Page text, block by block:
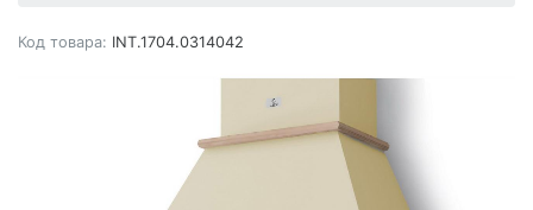
Код товара: INT.1704.0314042